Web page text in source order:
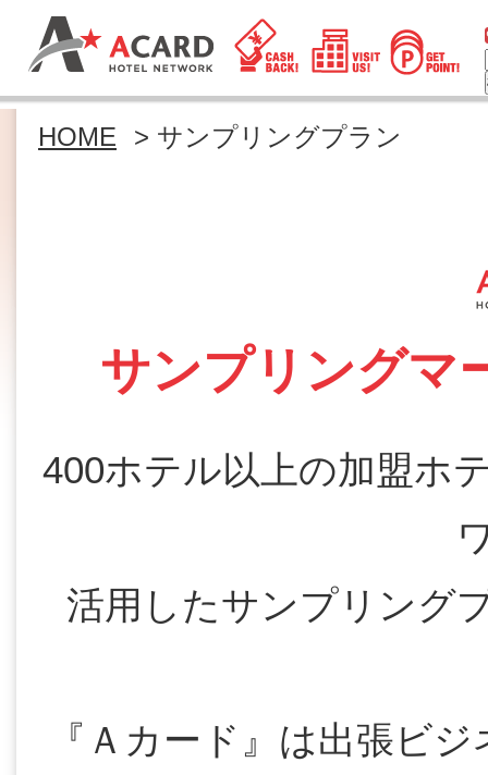
HOME > サンプリングプラン
サンプリングマ
400ホテル以上の加盟ホ
活用したサンプリング
『Ａカード』は出張ビ